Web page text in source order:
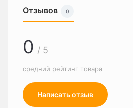
Отзывов 0
0 / 5
средний рейтинг товара
Написать отзыв